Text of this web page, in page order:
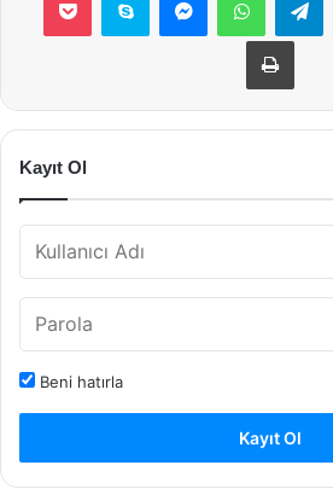
Kayıt Ol
Beni hatırla
Kayıt Ol